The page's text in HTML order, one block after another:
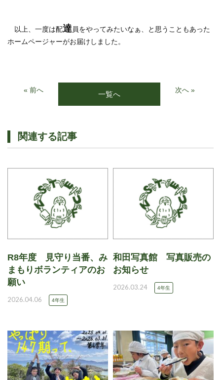
以上、一度は配達員をやってみたいなぁ、と思うこともあった
ホームページャーがお届けしました。
« 前へ 一覧へ 次へ »
関連する記事
R8年度 見守り当番、み
まもりボランティアのお
願い
2026.04.06 4年生
和田写真館 写真販売の
お知らせ
2026.03.24 4年生